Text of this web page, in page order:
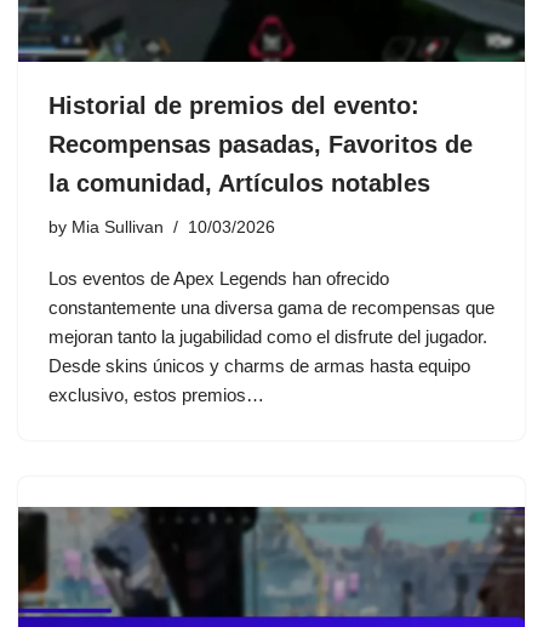
Historial de premios del evento:
Recompensas pasadas, Favoritos de
la comunidad, Artículos notables
by Mia Sullivan 10/03/2026
Los eventos de Apex Legends han ofrecido
constantemente una diversa gama de recompensas que
mejoran tanto la jugabilidad como el disfrute del jugador.
Desde skins únicos y charms de armas hasta equipo
exclusivo, estos premios…